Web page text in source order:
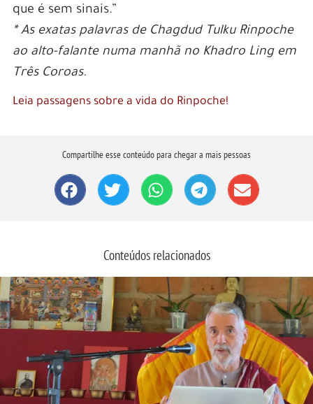
que é sem sinais.”
* As exatas palavras de Chagdud Tulku Rinpoche
ao alto-falante numa manhã no Khadro Ling em
Três Coroas.
Leia passagens sobre a vida do Rinpoche!
Compartilhe esse conteúdo para chegar a mais pessoas
Conteúdos relacionados